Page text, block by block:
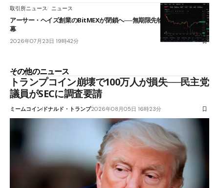
取引所ニュース ニュース
アーサー・ヘイズ創業のBitMEXが閉鎖へ──無期限先物を生んだ11年に
幕
2026年07月23日 19時42分
その他のニュース
トランプコイン崩壊で100万人が損失──民主党
議員がSECに調査要請
ミームコインドナルド・トランプ2026年08月05日 16時23分